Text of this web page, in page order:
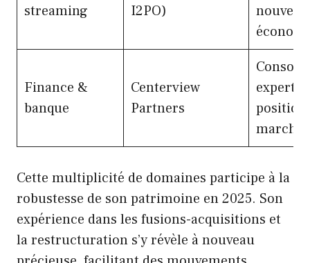
streaming
I2PO)
nouvelle
Finance &
banque
Centerview
Partners
position
marché
Cette multiplicité de domaines participe à la
robustesse de son patrimoine en 2025. Son
expérience dans les fusions-acquisitions et
la restructuration s’y révèle à nouveau